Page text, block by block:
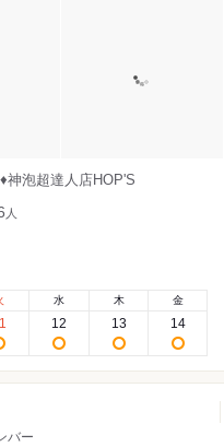
神泡超達人店HOP'S
人
水
12
木
13
金
14
バー